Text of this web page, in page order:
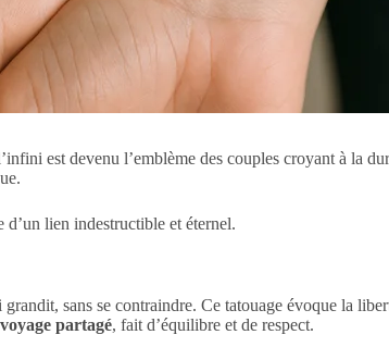
est devenu l’emblème des couples croyant à la
d’un lien indestructible et éternel.
sans se contraindre. Ce tatouage évoque la
voyage partagé, fait d’équilibre et de respect.